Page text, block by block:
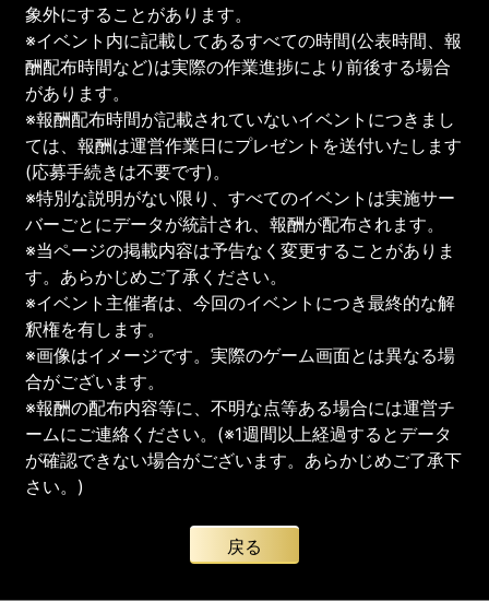
象外にすることがあります。
※イベント内に記載してあるすべての時間(公表時間、報
酬配布時間など)は実際の作業進捗により前後する場合
があります。
※報酬配布時間が記載されていないイベントにつきまし
ては、報酬は運営作業日にプレゼントを送付いたします
(応募手続きは不要です)。
※特別な説明がない限り、すべてのイベントは実施サー
バーごとにデータが統計され、報酬が配布されます。
※当ページの掲載内容は予告なく変更することがありま
す。あらかじめご了承ください。
※イベント主催者は、今回のイベントにつき最終的な解
釈権を有します。
※画像はイメージです。実際のゲーム画面とは異なる場
合がございます。
※報酬の配布内容等に、不明な点等ある場合には運営チ
ームにご連絡ください。(※1週間以上経過するとデータ
が確認できない場合がございます。あらかじめご了承下
さい。)
戻る